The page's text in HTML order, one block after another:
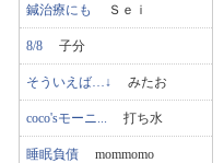
鍼治療にも Ｓｅｉ
8/8 子分
そういえば…↓ みたお
coco'sモーニ... 打ち水
睡眠負債 mommomo